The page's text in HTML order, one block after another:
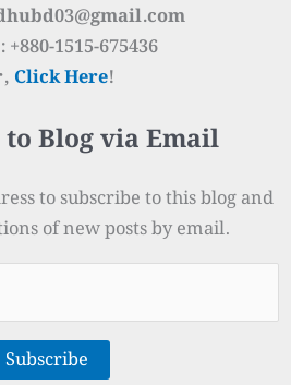
1515-675436
Click Here!
Blog via Email
to subscribe to this blog and
of new posts by email.
Subscribe